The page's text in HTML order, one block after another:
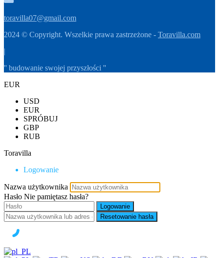
toravilla07@gmail.com
2024 © Copyright. Wszelkie prawa zastrzeżone - Toravilla.com
|
'' budowanie swojej przyszłości ''
EUR
USD
EUR
SPRÓBUJ
GBP
RUB
Toravilla
Logowanie
Nazwa użytkownika
Hasło Nie pamiętasz hasła?
Logowanie
Resetowanie hasła